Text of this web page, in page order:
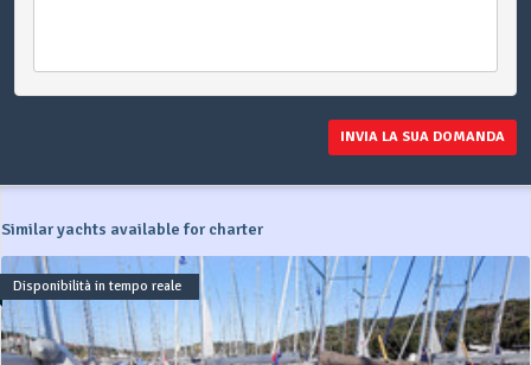
INVIA LA SUA DOMANDA
Similar yachts available for charter
Disponibilità in tempo reale